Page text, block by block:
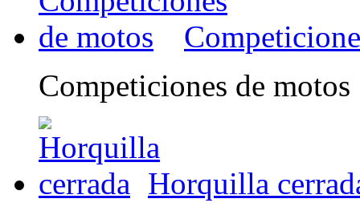
Competiciones de motos
Horquilla